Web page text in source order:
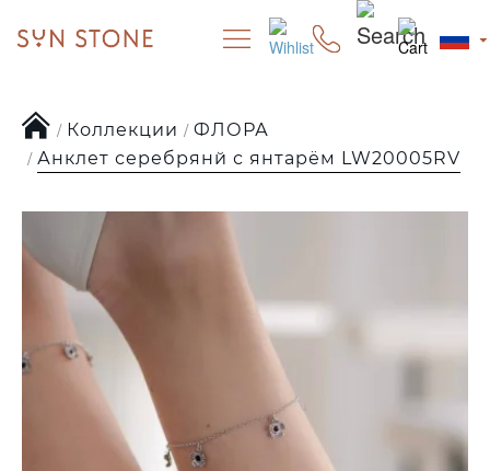
Коллекции
ФЛОРА
Анклет серебрянй с янтарём LW20005RV